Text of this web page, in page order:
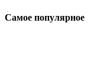
Самое популярное